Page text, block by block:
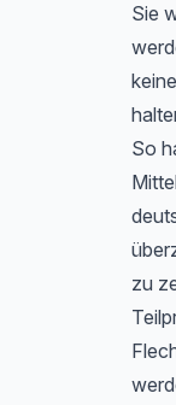
Sie
So
zu